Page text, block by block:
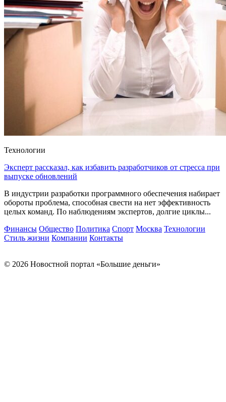
Технологии
Эксперт рассказал, как избавить разработчиков от стресса при
выпуске обновлений
В индустрии разработки программного обеспечения набирает
обороты проблема, способная свести на нет эффективность
целых команд. По наблюдениям экспертов, долгие циклы...
Финансы Общество Политика Спорт Москва Технологии
Стиль жизни Компании Контакты
© 2026 Новостной портал «Большие деньги»